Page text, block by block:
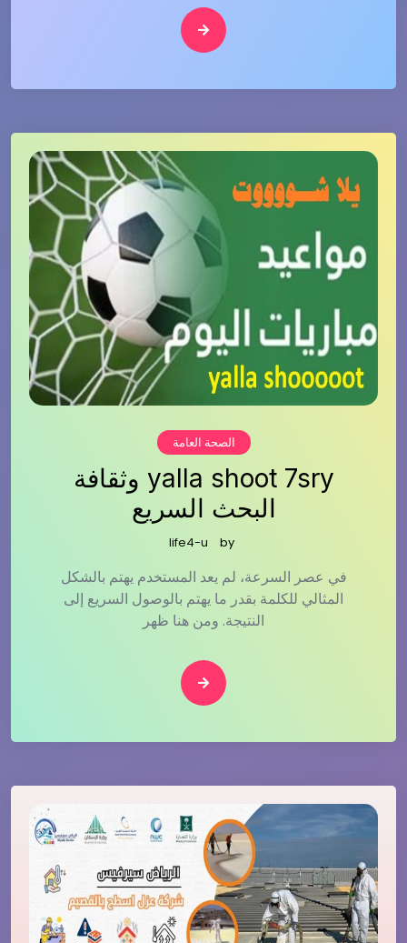
الصحة العامة
yalla shoot 7sry وثقافة
البحث السريع
by
life4-u
في عصر السرعة، لم يعد المستخدم يهتم بالشكل
المثالي للكلمة بقدر ما يهتم بالوصول السريع إلى
النتيجة. ومن هنا ظهر